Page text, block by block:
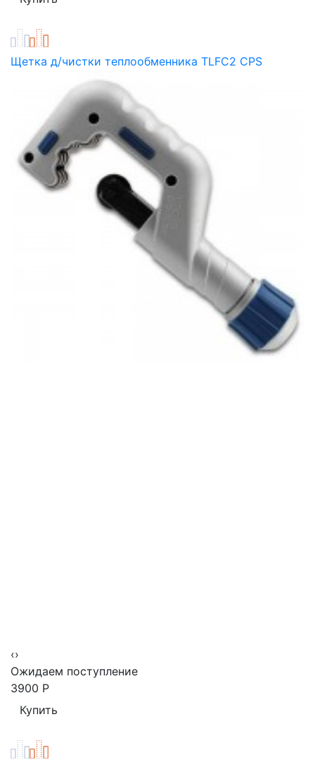
Щетка д/чистки теплообменника TLFC2 CPS
‹›
Ожидаем поступление
3900 Р